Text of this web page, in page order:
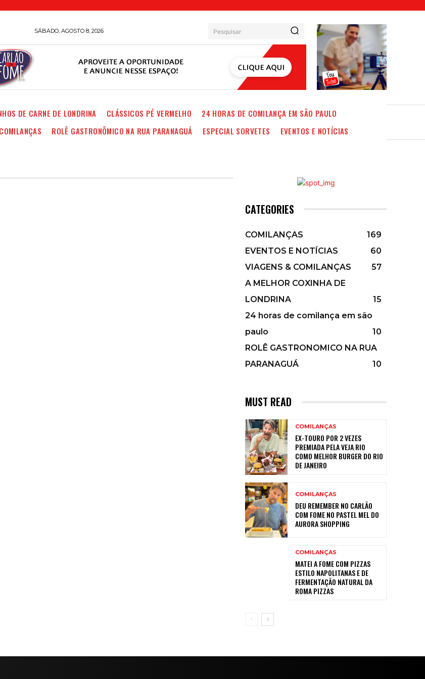
SÁBADO, AGOSTO 8, 2026 Pesquisar
DE CARNE DE LONDRINA CLÁSSICOS PÉ VERMELHO
24 HORAS DE COMILANÇA EM SÃO PAULO
ROLÊ GASTRONÔMICO NA RUA PARANAGUÁ ESPECIAL SORVETES EVENTOS E NOTÍCIAS
CATEGORIES
COMILANÇAS
169
EVENTOS E NOTÍCIAS
60
VIAGENS & COMILANÇAS
57
A MELHOR COXINHA DE
LONDRINA
15
24 horas de comilança em são
paulo
10
ROLÊ GASTRONOMICO NA RUA
PARANAGUÁ
10
MUST READ
COMILANÇAS
EX-TOURO POR 2 VEZES
PREMIADA PELA VEJA RIO
COMO MELHOR BURGER DO RIO
DE JANEIRO
COMILANÇAS
DEU REMEMBER NO CARLÃO
COM FOME NO PASTEL MEL DO
AURORA SHOPPING
COMILANÇAS
MATEI A FOME COM PIZZAS
ESTILO NAPOLITANAS E DE
FERMENTAÇÃO NATURAL DA
ROMA PIZZAS